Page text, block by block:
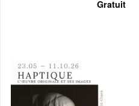
Gratuit